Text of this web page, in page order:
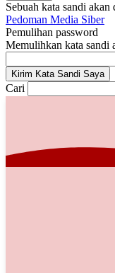
Sebuah kata sandi
Pedoman Media Siber
Pemulihan password
Memulihkan kata sandi
Cari